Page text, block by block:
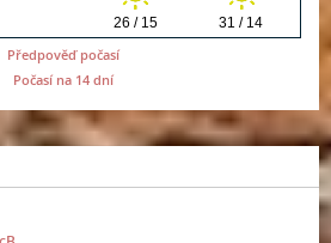
Předpověď počasí
Počasí na 14 dní